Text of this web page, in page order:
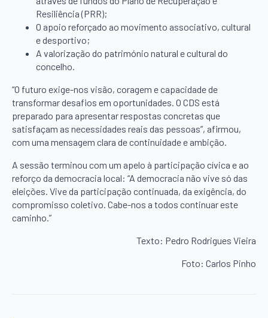
Resiliência (PRR);
O apoio reforçado ao movimento associativo, cultural
e desportivo;
A valorização do património natural e cultural do
concelho.
“O futuro exige-nos visão, coragem e capacidade de
transformar desafios em oportunidades. O CDS está
preparado para apresentar respostas concretas que
satisfaçam as necessidades reais das pessoas”, afirmou,
com uma mensagem clara de continuidade e ambição.
A sessão terminou com um apelo à participação cívica e ao
reforço da democracia local: “A democracia não vive só das
eleições. Vive da participação continuada, da exigência, do
compromisso coletivo. Cabe-nos a todos continuar este
caminho.”
Texto: Pedro Rodrigues Vieira
Foto: Carlos Pinho